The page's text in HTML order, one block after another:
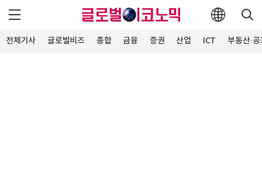
전체기사 글로벌비즈 종합 금융 증권 산업 ICT 부동산·